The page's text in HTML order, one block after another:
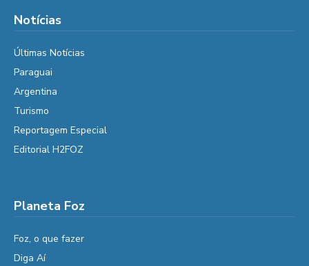
Notícias
Últimas Notícias
Paraguai
Argentina
Turismo
Reportagem Especial
Editorial H2FOZ
Planeta Foz
Foz, o que fazer
Diga Aí